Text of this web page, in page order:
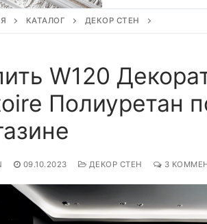
КАТАЛОГ ДЕКОР СТЕН
W120
Полиуретан
09.10.2023 ДЕКОР СТЕН 3